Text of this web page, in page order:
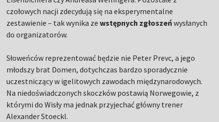
czołowych nacji zdecydują się na eksperymentalne
zestawienie – tak wynika zewstępnych zgłoszeńwysłanych
do organizatorów.
Słoweńców reprezentować będzie nie Peter Prevc, a jego
młodszy brat Domen, dotychczas bardzo sporadycznie
uczestniczący w igelitowych zawodach międzynarodowych.
Na niedoświadczonych skoczków postawią Norwegowie, z
którymi do Wisły ma jednak przyjechać główny trener
Alexander Stoeckl.